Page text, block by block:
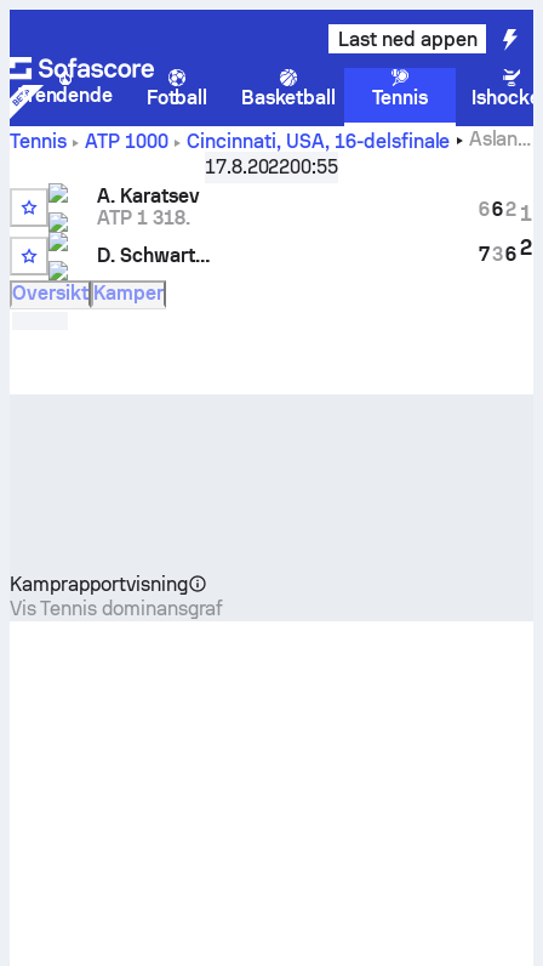
Last ned appen
Trendende Fotball Basketball Tennis
Tennis
ATP 1000 Cincinnati, USA, 16-delsfinale
Aslan
Diego Schwartzmanlivescore og innbyrdes
oppgjør
17.8.202200:55
A. Karatsev
ATP 1 318.
D. Schwartzman
6
7
6
3
2
6
1
2
Oversikt Kamper
Kamprapportvisning
Vis Tennis dominansgraf